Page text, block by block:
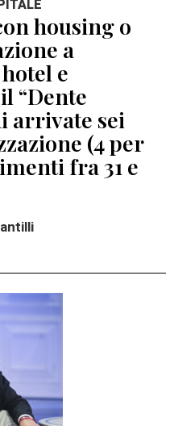
housing o
a
e
“Dente
arrivate sei
(4 per
fra 31 e